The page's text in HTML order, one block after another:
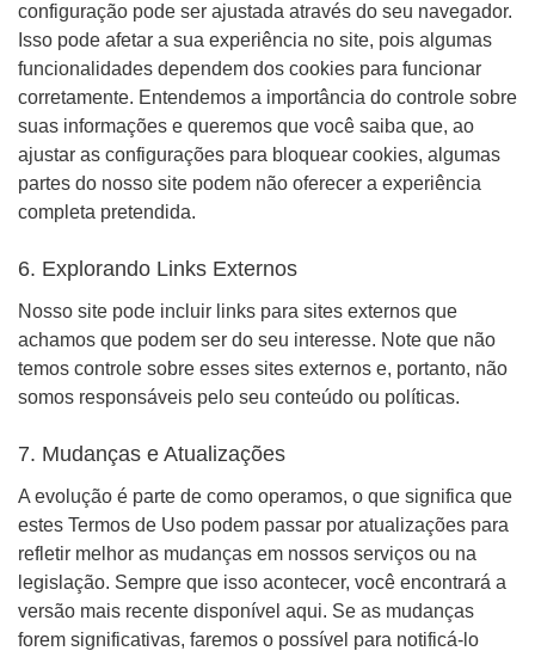
configuração pode ser ajustada através do seu navegador.
Isso pode afetar a sua experiência no site, pois algumas
funcionalidades dependem dos cookies para funcionar
corretamente. Entendemos a importância do controle sobre
suas informações e queremos que você saiba que, ao
ajustar as configurações para bloquear cookies, algumas
partes do nosso site podem não oferecer a experiência
completa pretendida.
6. Explorando Links Externos
Nosso site pode incluir links para sites externos que
achamos que podem ser do seu interesse. Note que não
temos controle sobre esses sites externos e, portanto, não
somos responsáveis pelo seu conteúdo ou políticas.
7. Mudanças e Atualizações
A evolução é parte de como operamos, o que significa que
estes Termos de Uso podem passar por atualizações para
refletir melhor as mudanças em nossos serviços ou na
legislação. Sempre que isso acontecer, você encontrará a
versão mais recente disponível aqui. Se as mudanças
forem significativas, faremos o possível para notificá-lo